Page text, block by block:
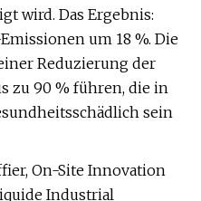
wird. Das Ergebnis:
um 18 %. Die
Reduzierung der
zu 90 % führen, die in
sein
On-Site Innovation
Industrial